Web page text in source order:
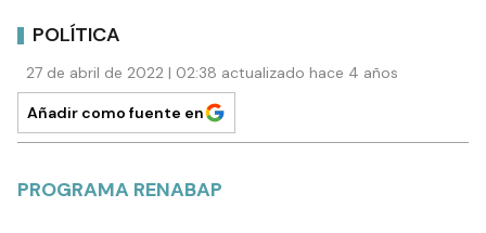
POLÍTICA
27 de abril de 2022 | 02:38 actualizado hace 4 años
Añadir como fuente en
PROGRAMA RENABAP